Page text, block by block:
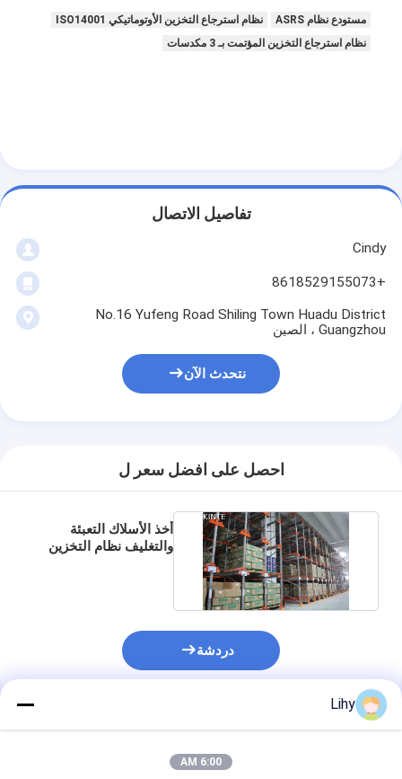
نظام الأرفف ASRS
أنظمة فرز الناقل
عمرو الروبوتات المتنقلة المستقلة
مستودع نظام ASRS
نظام استرجاع التخزين الأوتوماتيكي ISO14001
نظام استرجاع التخزين المؤتمت بـ 3 مكدسات
تفاصيل الاتصال
Cindy
+8618529155073
No.16 Yufeng Road Shiling Town Huadu District
Guangzhou ، الصين
نتحدث الآن
احصل على افضل سعر ل
أخذ الأسلاك التعبئة
والتغليف نظام التخزين
دردشة
المنتجات الموصى بها
Lihy
6:00 AM